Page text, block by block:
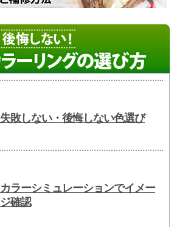
失敗しない・後悔しない色選び
カラーシミュレーションでイメー
ジ確認